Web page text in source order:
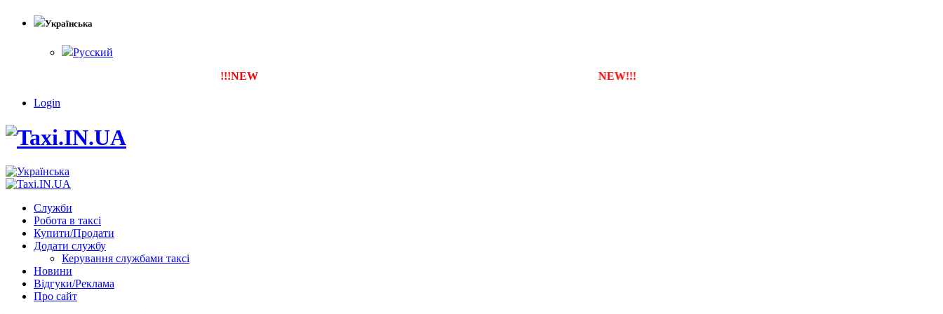
Українська
Русский
!!!NEW Тепер ти можеш зареєструвати власну службу таксі з будь-якого міста NEW!!!
Login
Служби
Робота в таксі
Купити/Продати
Додати службу
Керування службами таксі
Новини
Відгуки/Реклама
Про сайт